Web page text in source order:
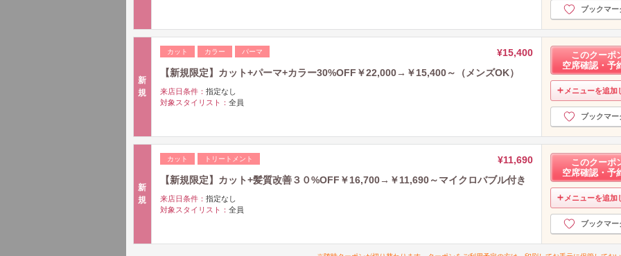
ブックマー
新
規
カット カラー パーマ
¥15,400
【新規限定】カット+パーマ+カラー30%OFF￥22,000→￥15,400～（メンズOK）
来店日条件： 指定なし
対象スタイリスト： 全員
このクーポ
空席確認・予
メニューを追加
ブックマー
新
規
カット トリートメント
¥11,690
【新規限定】カット+髪質改善３０%OFF￥16,700→￥11,690～マイクロバブル付き
来店日条件： 指定なし
対象スタイリスト： 全員
このクーポ
空席確認・予
メニューを追加
ブックマー